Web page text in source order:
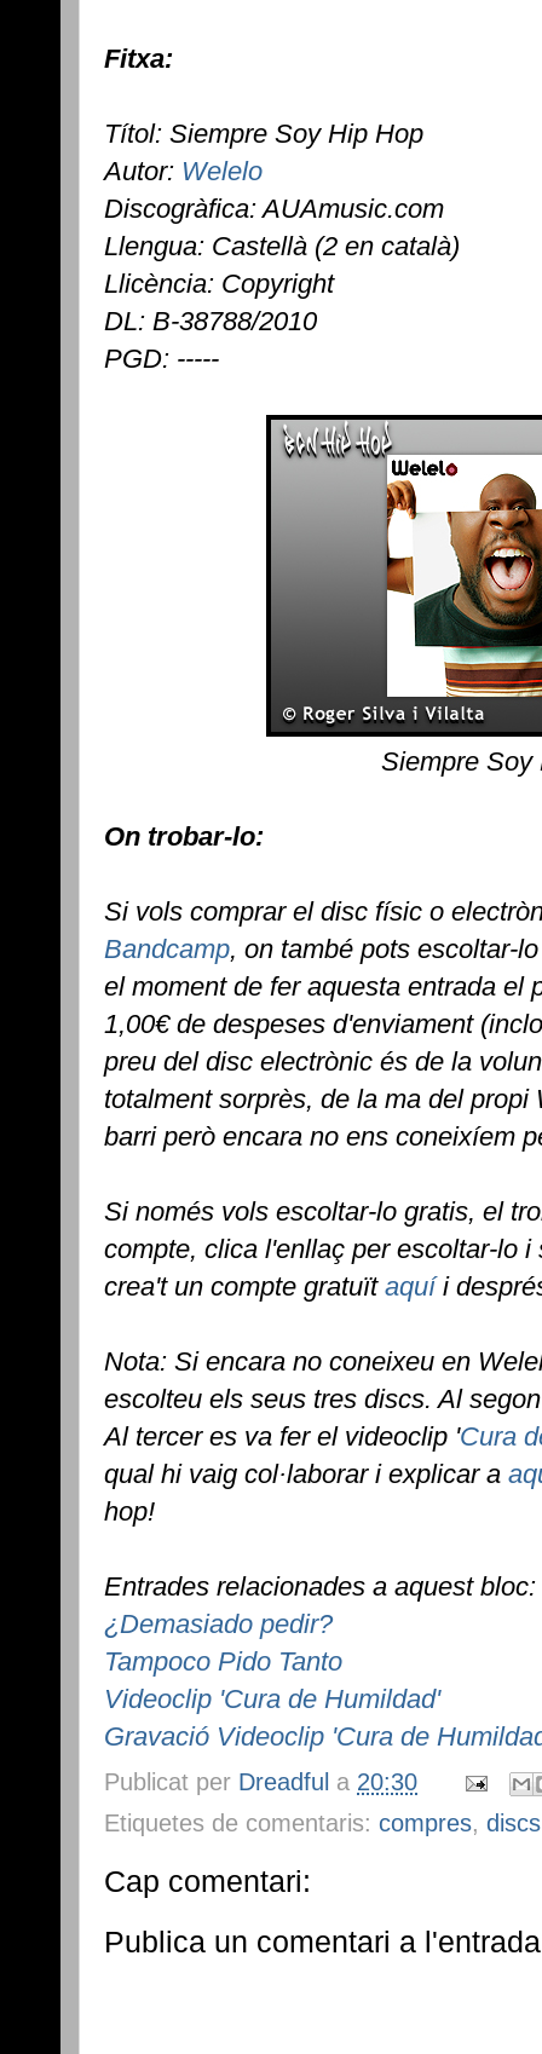
Fitxa:
Títol: Siempre Soy Hip Hop
Autor: Welelo
Discogràfica: AUAmusic.com
Llengua: Castellà (2 en català)
Llicència: Copyright
DL: B-38788/2010
PGD: -----
Siempre Soy
On trobar-lo:
Si vols comprar el disc físic o
Bandcamp, on també pots escoltar-
el moment de fer aquesta entrada el
1,00€ de despeses d'enviament
preu del disc electrònic és de la
totalment sorprès, de la ma del
barri però encara no ens coneixíem
Si només vols escoltar-lo gratis, el
compte, clica l'enllaç per escoltar-lo
crea't un compte gratuït aquíi
Nota: Si encara no coneixeu en
escolteu els seus tres discs. Al
Al tercer es va fer el videoclip 'Cura
qual hi vaig col·laborar i explicar a
hop!
Entrades relacionades a aquest bloc:
¿Demasiado pedir?
Tampoco Pido Tanto
Videoclip 'Cura de Humildad'
Gravació Videoclip 'Cura de
Publicat per Dreadful a 20:30
Etiquetes de comentaris: compres, discs
Cap comentari:
Publica un comentari a l'entrada